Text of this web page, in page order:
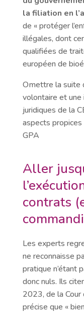
la filiation en
de « protéger
illégales, dont
qualifiées de
européen de
Omettre la suite
volontaire et
juridiques de la
aspects
GPA
Aller
contrats
Les experts
ne reconnaisse
pratique n’étant
donc nuls. Ils
2023, de la
précise que «